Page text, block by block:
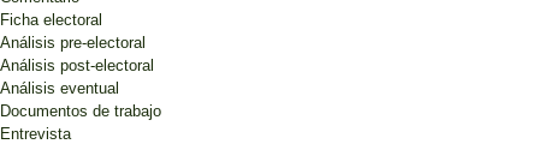
Ficha electoral
Análisis pre-electoral
Análisis post-electoral
Análisis eventual
Documentos de trabajo
Entrevista